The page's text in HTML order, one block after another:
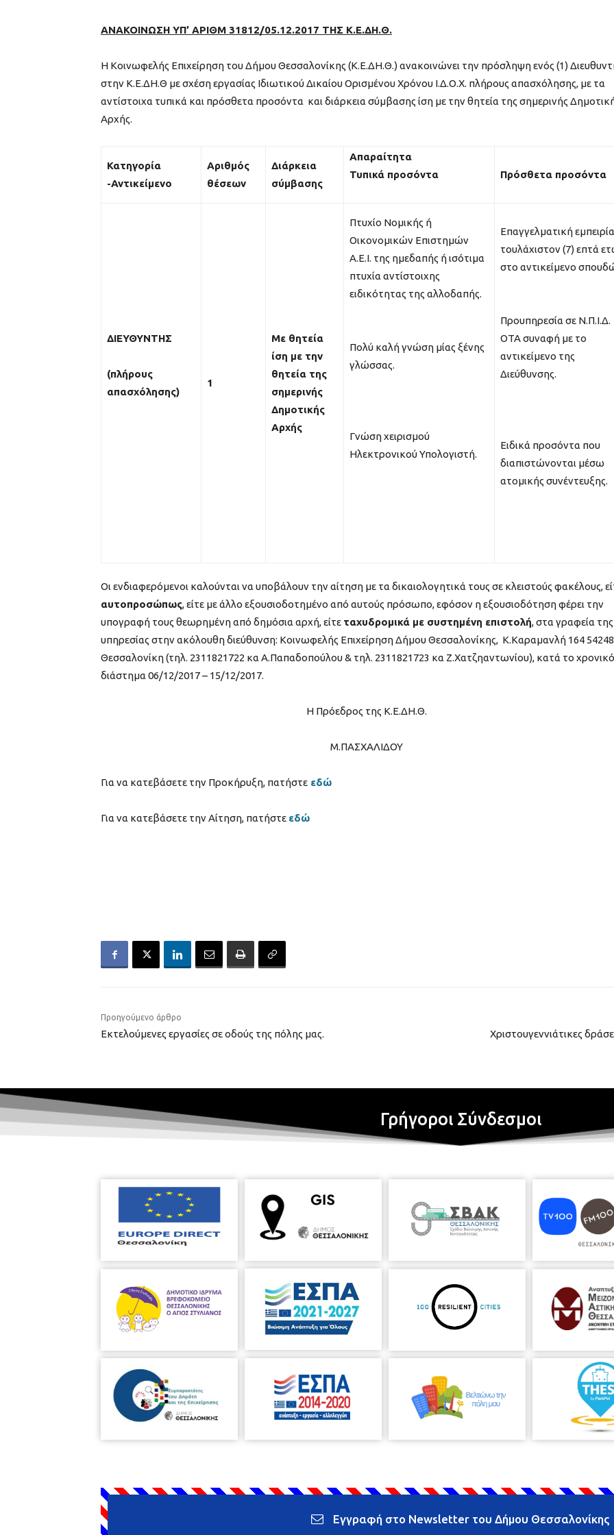
ΑΝΑΚΟΙΝΩΣΗ ΥΠ’ ΑΡΙΘΜ 31812/05.12.2017 ΤΗΣ Κ.Ε.ΔΗ.Θ.
Η Κοινωφελής Επιχείρηση του Δήμου Θεσσαλονίκης (Κ.Ε.ΔΗ.Θ.) ανακοινώνει την πρόσληψη ενός (1)
στην Κ.Ε.ΔΗ.Θ με σχέση εργασίας Ιδιωτικού Δικαίου Ορισμένου Χρόνου Ι.Δ.Ο.Χ. πλήρους απασχόλησης, με τα
αντίστοιχα τυπικά και πρόσθετα προσόντα και διάρκεια σύμβασης ίση με την θητεία της σημερινής
Αρχής.
Κατηγορία
-Αντικείμενο
Αριθμός
θέσεων
Διάρκεια
σύμβασης
Απαραίτητα
Τυπικά προσόντα
Πρόσθετα προσόντα
ΔΙΕΥΘΥΝΤΗΣ
(πλήρους
απασχόλησης)
1
Με θητεία
ίση με την
θητεία της
σημερινής
Δημοτικής
Αρχής
Πτυχίο Νομικής ή
Οικονομικών Επιστημών
Α.Ε.Ι. της ημεδαπής ή ισότιμα
πτυχία αντίστοιχης
ειδικότητας της αλλοδαπής.
Πολύ καλή γνώση μίας ξένης
γλώσσας.
Γνώση χειρισμού
Ηλεκτρονικού Υπολογιστή.
Επαγγελματική εμπειρία
τουλάχιστον (7) επτά
στο αντικείμενο
Προυπηρεσία σε Ν.Π.Ι.Δ.
ΟΤΑ συναφή με το
αντικείμενο της
Διεύθυνσης.
Ειδικά προσόντα που
διαπιστώνονται μέσω
ατομικής συνέντευξης.
Οι ενδιαφερόμενοι καλούνται να υποβάλουν την αίτηση με τα δικαιολογητικά τους σε κλειστούς φακέλους,
αυτοπροσώπως, είτε με άλλο εξουσιοδοτημένο από αυτούς πρόσωπο, εφόσον η εξουσιοδότηση φέρει την
υπογραφή τους θεωρημένη από δημόσια αρχή, είτε ταχυδρομικά με συστημένη επιστολή, στα γραφεία της
υπηρεσίας στην ακόλουθη διεύθυνση: Κοινωφελής Επιχείρηση Δήμου Θεσσαλονίκης, Κ.Καραμανλή 164
Θεσσαλονίκη (τηλ. 2311821722 κα Α.Παπαδοπούλου & τηλ. 2311821723 κα Ζ.Χατζηαντωνίου), κατά το χρονικό
διάστημα 06/12/2017 – 15/12/2017.
Η Πρόεδρος της Κ.Ε.ΔΗ.Θ.
Μ.ΠΑΣΧΑΛΙΔΟΥ
Για να κατεβάσετε την Προκήρυξη, πατήστε εδώ
Για να κατεβάσετε την Αίτηση, πατήστε εδώ
Προηγούμενο άρθρο
Εκτελούμενες εργασίες σε οδούς της πόλης μας. Χριστουγεννιάτικες
Γρήγοροι Σύνδεσμοι
Εγγραφή στο Newsletter του Δήμου Θεσσαλονίκης